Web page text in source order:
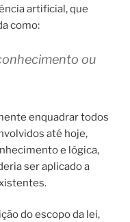
artificial, que
como:
ou
enquadrar todos
até hoje,
e lógica,
ser aplicado a
do escopo da lei,